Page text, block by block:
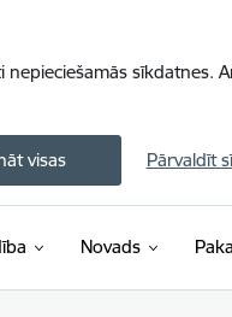
visas Pārvaldīt
Novads